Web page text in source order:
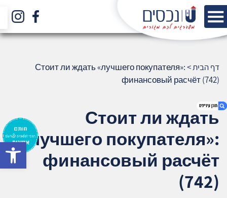
1. Стоит ли ждать «лучшего покупателя»:
финансовый расчёт (742)
2. אודות U נכסים
3. שאלתם ? ענינו !
דף הבית>
Стоит ли ждать «лучшего покупателя»:
финансовый расчёт (742)
Стоит ли ждать
«лучшего покупателя»:
финансовый расчёт
(742)